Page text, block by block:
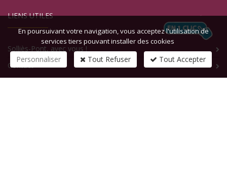
LIENS UTILES
Solliès-Pont, avec vous !
Contact
En poursuivant votre navigation, vous acceptez l'utilisation de
services tiers pouvant installer des cookies
Personnaliser Tout Refuser Tout Accepter